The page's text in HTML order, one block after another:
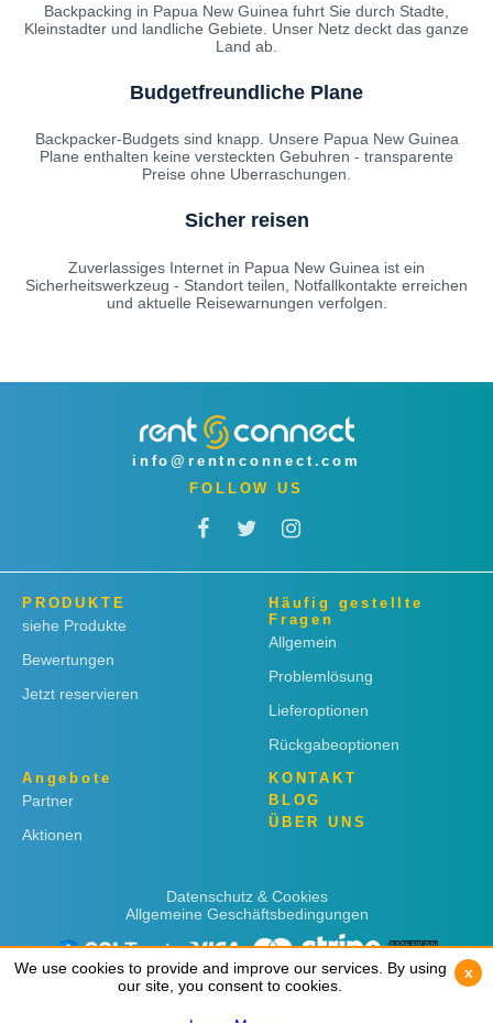
Backpacking in Papua New Guinea fuhrt Sie durch Stadte,
Kleinstadter und landliche Gebiete. Unser Netz deckt das ganze
Land ab.
Budgetfreundliche Plane
Backpacker-Budgets sind knapp. Unsere Papua New Guinea
Plane enthalten keine versteckten Gebuhren - transparente
Preise ohne Uberraschungen.
Sicher reisen
Zuverlassiges Internet in Papua New Guinea ist ein
Sicherheitswerkzeug - Standort teilen, Notfallkontakte erreichen
und aktuelle Reisewarnungen verfolgen.
info@rentnconnect.com
FOLLOW US
PRODUKTE
siehe Produkte
Bewertungen
Jetzt reservieren
Häufig gestellte
Fragen
Allgemein
Problemlösung
Lieferoptionen
Rückgabeoptionen
Angebote
Partner
Aktionen
KONTAKT
BLOG
ÜBER UNS
Datenschutz & Cookies
Allgemeine Geschäftsbedingungen
We use cookies to provide and improve our services. By using
our site, you consent to cookies.
x
We use cookies to provide and improve our services. By using
our site, you consent to cookies.
x